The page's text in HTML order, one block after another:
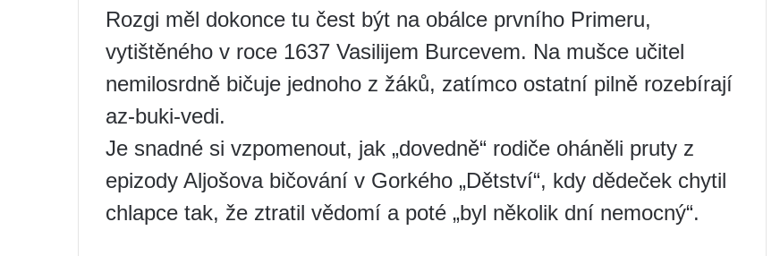
Rozgi měl dokonce tu čest být na obálce prvního Primeru,
vytištěného v roce 1637 Vasilijem Burcevem. Na mušce učitel
nemilosrdně bičuje jednoho z žáků, zatímco ostatní pilně rozebírají
az-buki-vedi.
Je snadné si vzpomenout, jak „dovedně“ rodiče oháněli pruty z
epizody Aljošova bičování v Gorkého „Dětství“, kdy dědeček chytil
chlapce tak, že ztratil vědomí a poté „byl několik dní nemocný“.